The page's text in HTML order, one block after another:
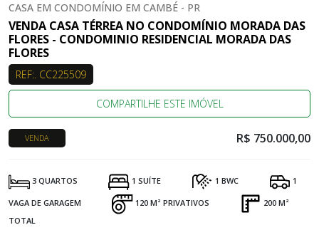
CASA EM CONDOMÍNIO EM CAMBÉ - PR
VENDA CASA TÉRREA NO CONDOMÍNIO MORADA DAS
FLORES - CONDOMINIO RESIDENCIAL MORADA DAS
FLORES
REF:. CC225509
COMPARTILHE ESTE IMÓVEL
VENDA R$ 750.000,00
3 QUARTOS 1 SUÍTE 1 BWC 1
VAGA DE GARAGEM 120 M² PRIVATIVOS
200 M²
TOTAL